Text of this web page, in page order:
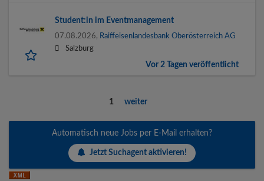
Student:in im Eventmanagement
07.08.2026, Raiffeisenlandesbank Oberösterreich AG
Salzburg
Vor 2 Tagen veröffentlicht
1 weiter
Automatisch neue Jobs per E-Mail erhalten?
Jetzt Suchagent aktivieren!